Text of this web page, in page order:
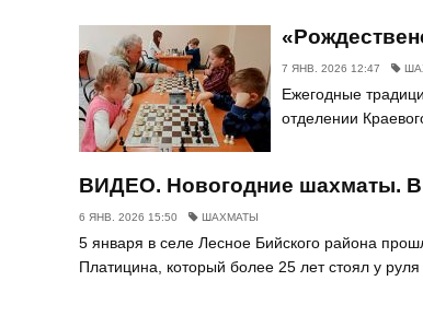
7 ЯНВ. 2026 12:47
Ежегодные
отделении
ВИДЕО. Новогодние шахматы. В
6 ЯНВ. 2026 15:50 ШАХМАТЫ
5 января в селе Лесное Бийского района
Платицина, который более 25 лет стоял у